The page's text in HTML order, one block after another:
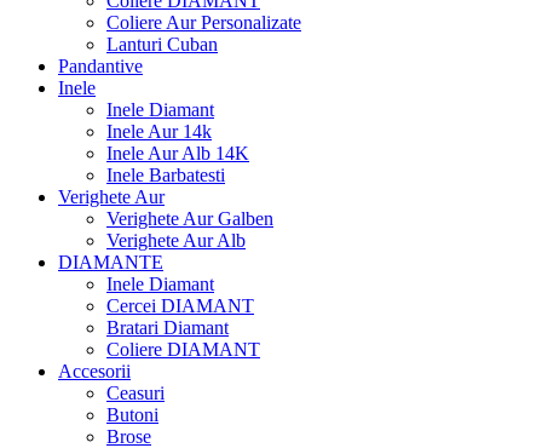
Coliere Aur Personalizate
Lanturi Cuban
Pandantive
Inele
Inele Diamant
Inele Aur 14k
Inele Aur Alb 14K
Inele Barbatesti
Verighete Aur
Verighete Aur Galben
Verighete Aur Alb
DIAMANTE
Inele Diamant
Cercei DIAMANT
Bratari Diamant
Coliere DIAMANT
Accesorii
Ceasuri
Butoni
Brose